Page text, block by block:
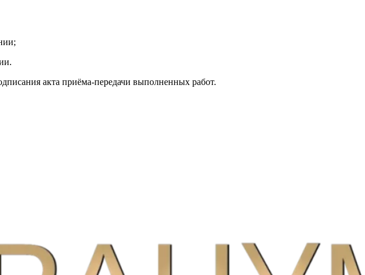
акта приёма-передачи выполненных работ.